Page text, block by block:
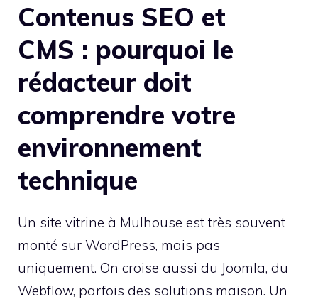
Contenus SEO et
CMS : pourquoi le
rédacteur doit
comprendre votre
environnement
technique
Un site vitrine à Mulhouse est très souvent
monté sur WordPress, mais pas
uniquement. On croise aussi du Joomla, du
Webflow, parfois des solutions maison. Un